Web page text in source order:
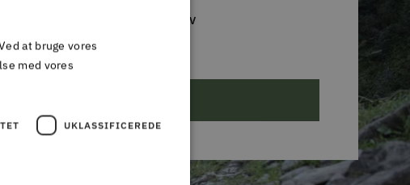
TILMELD DIG VORES NYHEDSBREV
Gå aldrig glip af et godt tilbud!
at bruge vores
med vores
UKLASSIFICEREDE